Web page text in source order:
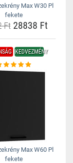
Max W30 Pl
fekete
Ft28838 Ft
KEDVEZMÉNY
Max W60 Pl
fekete